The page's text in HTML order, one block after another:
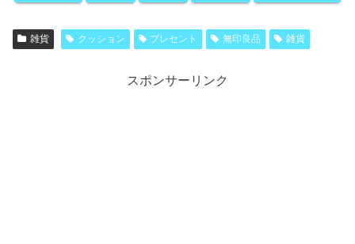
雑貨 クッション プレセント 無印良品 雑貨
スポンサーリンク